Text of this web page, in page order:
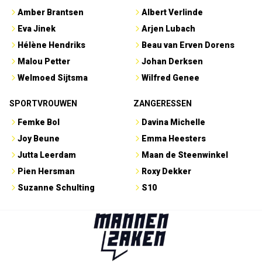
Amber Brantsen
Eva Jinek
Hélène Hendriks
Malou Petter
Welmoed Sijtsma
Albert Verlinde
Arjen Lubach
Beau van Erven Dorens
Johan Derksen
Wilfred Genee
SPORTVROUWEN
Femke Bol
Joy Beune
Jutta Leerdam
Pien Hersman
Suzanne Schulting
ZANGERESSEN
Davina Michelle
Emma Heesters
Maan de Steenwinkel
Roxy Dekker
S10